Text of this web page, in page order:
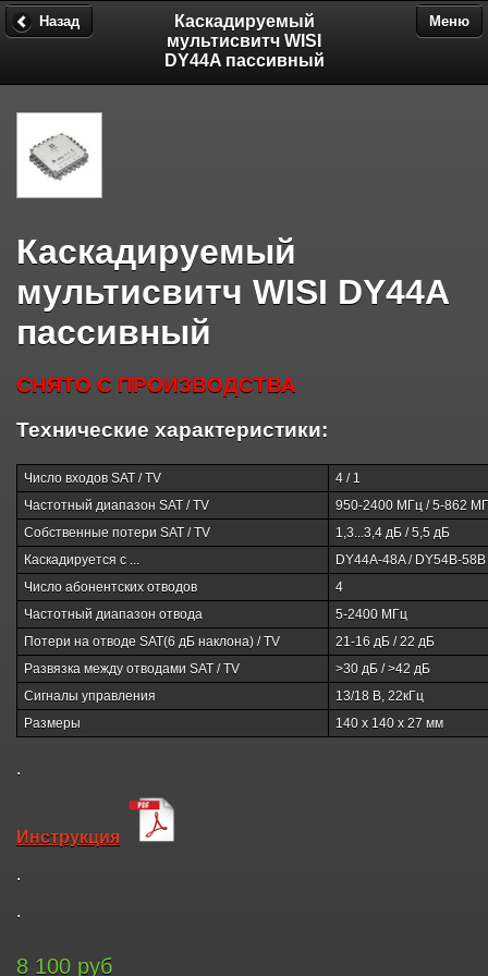
Каскадируемый
мультисвитч WISI
DY44A пассивный
Назад Меню
Каскадируемый
мультисвитч WISI DY44A
пассивный
СНЯТО С ПРОИЗВОДСТВА
Технические характеристики:
Число входов SAT / TV
4 / 1
Частотный диапазон SAT / TV
950-2400 МГц / 5-862
Собственные потери SAT / TV
1,3...3,4 дБ / 5,5 дБ
Каскадируется с ...
DY44A-48A / DY54B-
Число абонентских отводов
4
Частотный диапазон отвода
5-2400 МГц
Потери на отводе SAT(6 дБ наклона) / TV
21-16 дБ / 22 дБ
Развязка между отводами SAT / TV
>30 дБ / >42 дБ
Сигналы управления
13/18 В, 22кГц
Размеры
140 х 140 х 27 мм
.
Инструкция
.
.
8 100 руб